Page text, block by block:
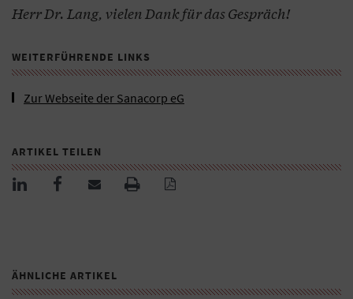
Herr Dr. Lang, vielen Dank für das Gespräch!
WEITERFÜHRENDE LINKS
Zur Webseite der Sanacorp eG
ARTIKEL TEILEN
ÄHNLICHE ARTIKEL